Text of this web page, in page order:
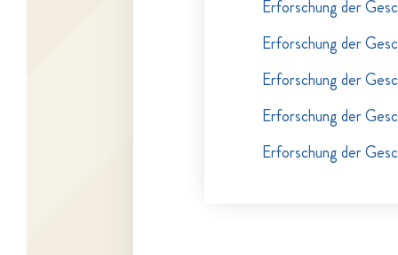
Erforschung der
Erforschung der
Erforschung der
Erforschung der
Erforschung der